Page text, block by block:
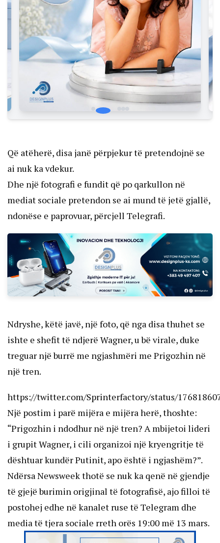
Që atëherë, disa janë përpjekur të pretendojnë se
ai nuk ka vdekur.
Dhe një fotografi e fundit që po qarkullon në
mediat sociale pretendon se ai mund të jetë gjallë,
ndonëse e paprovuar, përcjell Telegrafi.
Ndryshe, këtë javë, një foto, që nga disa thuhet se
ishte e shefit të ndjerë Wagner, u bë virale, duke
treguar një burrë me ngjashmëri me Prigozhin në
një tren.
https://twitter.com/Sprinterfactory/status/
Një postim i parë mijëra e mijëra herë, thoshte:
“Prigozhin i ndodhur në një tren? A mbijetoi lideri
i grupit Wagner, i cili organizoi një kryengritje të
dështuar kundër Putinit, apo është i ngjashëm?”.
Ndërsa Newsweekthotë se nuk ka qenë në gjendje
të gjejë burimin origjinal të fotografisë, ajo filloi të
postohej edhe në kanalet ruse të Telegram dhe
media të tjera sociale rreth orës 19:00 më 13 mars.